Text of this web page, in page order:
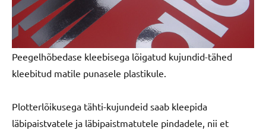
Peegelhõbedase kleebisega lõigatud kujundid-tähed
kleebitud matile punasele plastikule.
Plotterlõikusega tähti-kujundeid saab kleepida
läbipaistvatele ja läbipaistmatutele pindadele, nii et